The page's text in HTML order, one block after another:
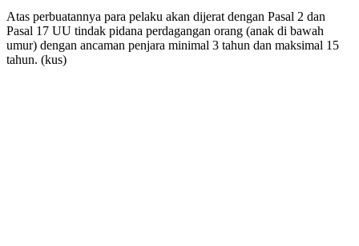
Atas perbuatannya para pelaku akan dijerat dengan Pasal 2 dan
Pasal 17 UU tindak pidana perdagangan orang (anak di bawah
umur) dengan ancaman penjara minimal 3 tahun dan maksimal 15
tahun. (kus)